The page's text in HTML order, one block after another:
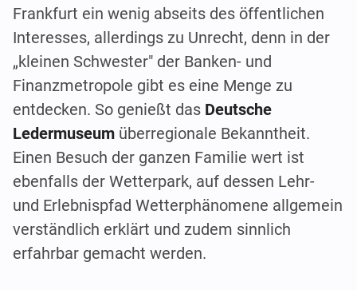
Frankfurt ein wenig abseits des öffentlichen
Interesses, allerdings zu Unrecht, denn in der
„kleinen Schwester" der Banken- und
Finanzmetropole gibt es eine Menge zu
entdecken. So genießt das Deutsche
Ledermuseum überregionale Bekanntheit.
Einen Besuch der ganzen Familie wert ist
ebenfalls der Wetterpark, auf dessen Lehr-
und Erlebnispfad Wetterphänomene allgemein
verständlich erklärt und zudem sinnlich
erfahrbar gemacht werden.